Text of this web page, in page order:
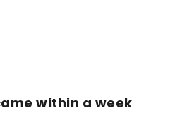
within a week